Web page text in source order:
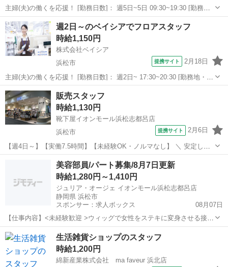
主婦(夫)の働くを応援！ [勤務日数]： 週5日~5日 09:30~19:30 [勤務
地・最寄駅]： 静岡県浜松市中央区 株式会社フォッシルジャパン
【派遣元】株式会社iDA 浜松駅徒歩2分 [職種名]：時計販売 ...
静岡 浜松市 その他
週2日～のベイシアでフロアスタッフ
時給1,150円
株式会社ベイシア
浜松市
提携サイト 2月18日
主婦(夫)の働くを応援！ [勤務日数]： 週2日~ 17:30~20:30 [勤務地・最
寄駅]： 静岡県浜松市西区（旧）雄踏１丁目３２番２号 ベイシア Fd
浜松雄踏店（513） [職種名]：ベイシアでフロアスタッフ...
静岡 浜松市 その他
販売スタッフ
時給1,130円
靴下屋イオンモール浜松志都呂店
浜松市
提携サイト 2月6日
【週4日～】【実働7.5時間】【未経験OK・ノルマなし】 ＼ 安定した
ペースで働きたい方へ ／ ★ 靴下屋 販売スタッフ募集 ★ ‾‾‾‾‾‾‾‾‾‾‾‾‾‾‾‾
「フリーターとして腰を据えて働きたい」 「アパレルに...
その他
美容部員/パート募集/8月7日更新
時給1,280円～1,410円
ジュリア・オージェ イオンモール浜松志都呂店
静岡県 浜松市
スポンサー：求人ボックス
08月07日
【仕事内容】<未経験歓迎 >ウィッグで女性をステキに変身させる接客
のお仕事です 福利厚生充実 <募集職種> 美容部員 <仕事内容> ファッ
ションウィッグの接客・販売 ファッションウィッグを使用したヘアス
タイルの ご提案だけでなく、...
アルバイト・パート
生活雑貨ショップのスタッフ
時給1,200円
綿新産業株式会社 ma faveur 浜北店